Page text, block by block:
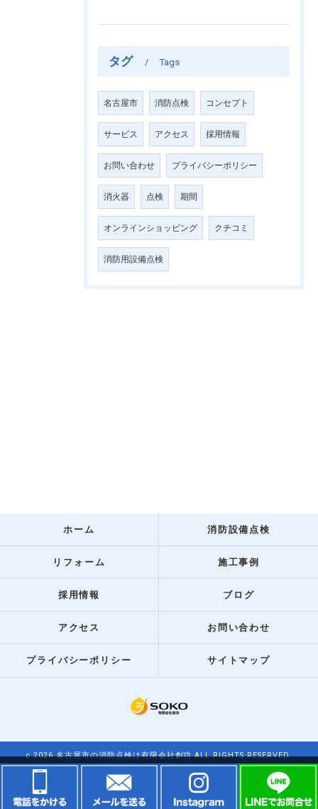
タグ Tags
名古屋市 消防点検 コンセプト
サービス アクセス 採用情報
お問い合わせ プライバシーポリシー
消火器 点検 期間
オンラインショッピング クチコミ
消防用設備点検
ホーム 消防設備点検
リフォーム 施工事例
採用情報 ブログ
アクセス お問い合わせ
プライバシーポリシー サイトマップ
c 2026 名古屋市の消防点検は有限会社創功 ALL RIGHTS RESERVED.